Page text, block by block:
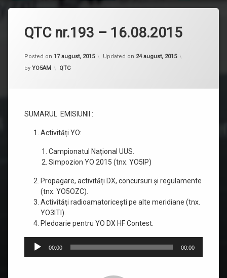
QTC nr.193 – 16.08.2015
Posted on 17 august, 2015 Updated on 24 august, 2015
by YO5AM Categorii:
QTC
SUMARUL EMISIUNII :
Activități YO:
Campionatul Național UUS.
Simpozion YO 2015 (tnx. YO5IP)
Propagare, activități DX, concursuri și regulamente
(tnx. YO5OZC).
Activități radioamatoricești pe alte meridiane (tnx.
YO3ITI).
Pledoarie pentru YO DX HF Contest.
Player
audio
00:00 00:00